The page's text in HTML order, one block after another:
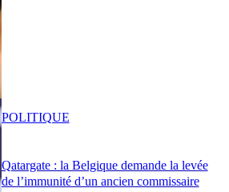
Qatargate : la Belgique demande la levée
de l’immunité d’un ancien commissaire
POLITIQUE